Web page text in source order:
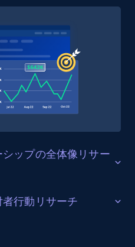
rating, Product
max, Rating,
今すぐ購入
ップの全体像リサー
ブ構造の分析
行動リサーチ